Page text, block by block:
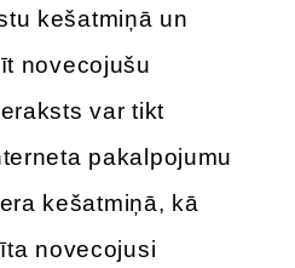
kešatmiņā un
novecojušu
var tikt
pakalpojumu
kešatmiņā, kā
novecojusi